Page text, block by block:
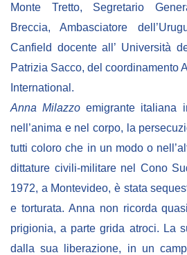
AL-INVEST Verde
Foto
Video
Audio
BIBLIOTECA
Catalogo
Monte Tretto, Segretario
Breccia, Ambasciatore
Canfield docente all’ Università
Patrizia Sacco, del coordinamento
International.
Anna Milazzo emigrante italiana
nell’anima e nel corpo, la
tutti coloro che in un modo o
dittature civili-militare nel Cono
1972, a Montevideo, è stata
e torturata. Anna non ricorda
prigionia, a parte grida atroci. La
dalla sua liberazione, in un